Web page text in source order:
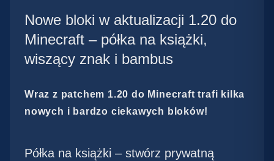
Nowe bloki w aktualizacji 1.20 do
Minecraft – półka na książki,
wiszący znak i bambus
Wraz z patchem 1.20 do Minecraft trafi kilka
nowych i bardzo ciekawych bloków!
Półka na książki – stwórz prywatną